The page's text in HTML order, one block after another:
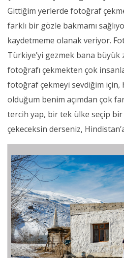
Gittiğim yerlerde fotoğraf
farklı bir gözle bakmamı
kaydetmeme olanak veriyor.
Türkiye’yi gezmek bana
fotoğrafı çekmekten çok
fotoğraf çekmeyi sevdiğim için,
olduğum benim açımdan çok
tercih yap, bir tek ülke seçip
çekeceksin derseniz,